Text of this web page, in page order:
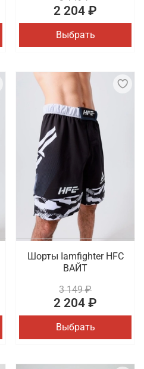
2 204 ₽
Выбрать
Шорты Iamfighter HFC
ВАЙТ
3 149 ₽
2 204 ₽
Выбрать